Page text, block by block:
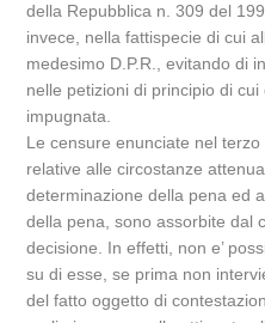
della Repubblica n. 309 del
invece, nella fattispecie di cui
medesimo D.P.R., evitando di
nelle petizioni di principio di cui
impugnata.
Le censure enunciate nel
relative alle circostanze
determinazione della pena ed
della pena, sono assorbite dal
decisione. In effetti, non e’
su di esse, se prima non
del fatto oggetto di